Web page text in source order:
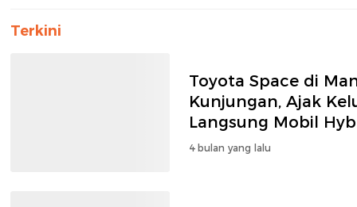
Terkini
Toyota Space di
Kunjungan, Ajak
Langsung Mobil
4 bulan yang lalu